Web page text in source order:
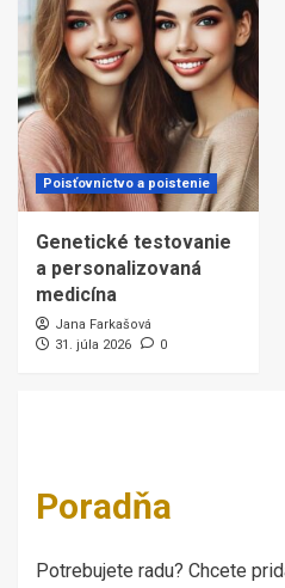
Poisťovníctvo a poistenie
Genetické testovanie
a personalizovaná
medicína
Jana Farkašová
31. júla 2026
0
Poradňa
Potrebujete radu? Chcete